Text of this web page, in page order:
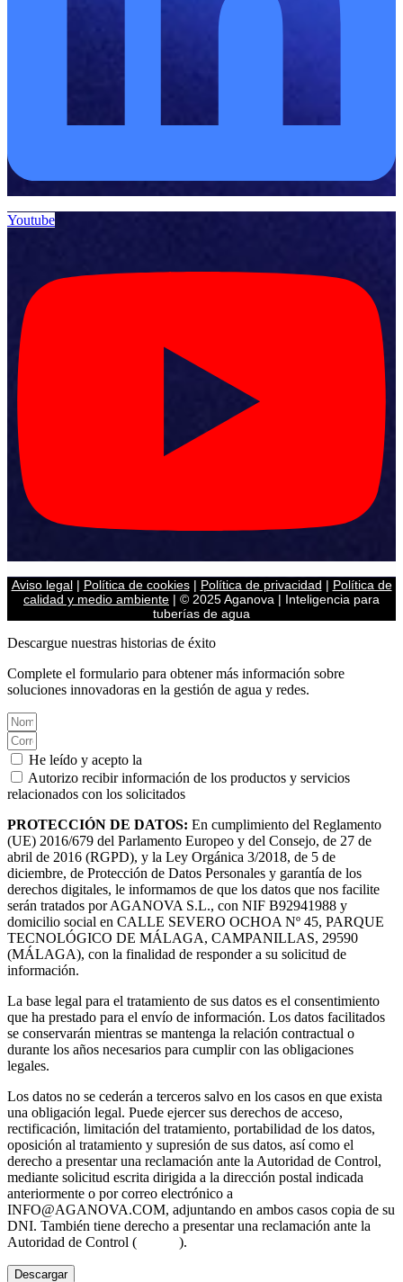
Youtube
Aviso legal| Política de cookies| Política de privacidad | Política de
calidad y medio ambiente | © 2025 Aganova | Inteligencia para
tuberías de agua
Descargue nuestras historias de éxito
Complete el formulario para obtener más información sobre
soluciones innovadoras en la gestión de agua y redes.
He leído y acepto la
Autorizo recibir información de los productos y servicios
relacionados con los solicitados
PROTECCIÓN DE DATOS: En cumplimiento del Reglamento
(UE) 2016/679 del Parlamento Europeo y del Consejo, de 27 de
abril de 2016 (RGPD), y la Ley Orgánica 3/2018, de 5 de
diciembre, de Protección de Datos Personales y garantía de los
derechos digitales, le informamos de que los datos que nos facilite
serán tratados por AGANOVA S.L., con NIF B92941988 y
domicilio social en CALLE SEVERO OCHOA Nº 45, PARQUE
TECNOLÓGICO DE MÁLAGA, CAMPANILLAS, 29590
(MÁLAGA), con la finalidad de responder a su solicitud de
información.
La base legal para el tratamiento de sus datos es el consentimiento
que ha prestado para el envío de información. Los datos facilitados
se conservarán mientras se mantenga la relación contractual o
durante los años necesarios para cumplir con las obligaciones
legales.
Los datos no se cederán a terceros salvo en los casos en que exista
una obligación legal. Puede ejercer sus derechos de acceso,
rectificación, limitación del tratamiento, portabilidad de los datos,
oposición al tratamiento y supresión de sus datos, así como el
derecho a presentar una reclamación ante la Autoridad de Control,
mediante solicitud escrita dirigida a la dirección postal indicada
anteriormente o por correo electrónico a
INFO@AGANOVA.COM, adjuntando en ambos casos copia de su
DNI. También tiene derecho a presentar una reclamación ante la
Autoridad de Control (
).
Descargar